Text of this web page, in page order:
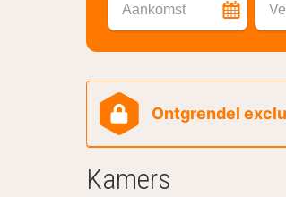
Aankomst
Ontgrendel
Kamers